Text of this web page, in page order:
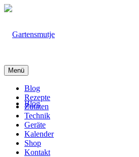
Blog
Menü
Blog
Rezepte
Zutaten
Technik
Geräte
Kalender
Shop
Kontakt